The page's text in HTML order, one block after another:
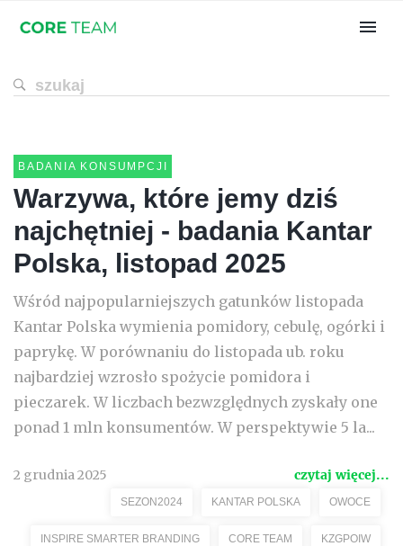
BADANIA KONSUMPCJI
Warzywa, które jemy dziś
najchętniej - badania Kantar
Polska, listopad 2025
Wśród najpopularniejszych gatunków listopada
Kantar Polska wymienia pomidory, cebulę, ogórki i
paprykę. W porównaniu do listopada ub. roku
najbardziej wzrosło spożycie pomidora i
pieczarek. W liczbach bezwzględnych zyskały one
ponad 1 mln konsumentów. W perspektywie 5 la...
2 grudnia 2025 czytaj więcej...
SEZON2024 KANTAR POLSKA OWOCE
INSPIRE SMARTER BRANDING CORE TEAM KZGPOIW